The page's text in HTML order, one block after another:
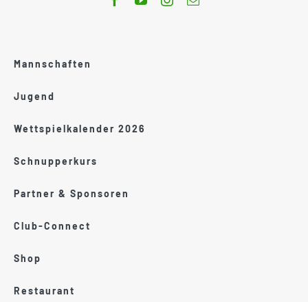
Mannschaften
Jugend
Wettspielkalender 2026
Schnupperkurs
Partner & Sponsoren
Club-Connect
Shop
Restaurant